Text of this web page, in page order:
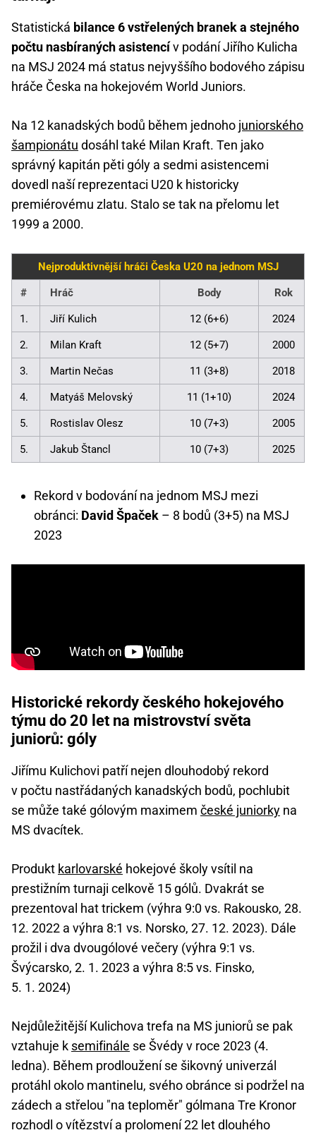
Statistická bilance 6 vstřelených branek a stejného
počtu nasbíraných asistencív podání Jiřího Kulicha
na MSJ 2024 má status nejvyššího bodového zápisu
hráče Česka na hokejovém World Juniors.
Na 12 kanadských bodů během jednoho juniorského
šampionátu dosáhl také Milan Kraft. Ten jako
správný kapitán pěti góly a sedmi asistencemi
dovedl naší reprezentaci U20 k historicky
premiérovému zlatu. Stalo se tak na přelomu let
1999 a 2000.
Nejproduktivnější hráči Česka U20 na jednom MSJ
# Hráč Body Rok
1. Jiří Kulich 12 (6+6) 2024
2. Milan Kraft 12 (5+7) 2000
3. Martin Nečas 11 (3+8) 2018
4. Matyáš Melovský 11 (1+10) 2024
5. Rostislav Olesz 10 (7+3) 2005
5. Jakub Štancl 10 (7+3) 2025
Rekord v bodování na jednom MSJ mezi
obránci: David Špaček – 8 bodů (3+5) na MSJ
2023
Historické rekordy českého hokejového
týmu do 20 let na mistrovství světa
juniorů: góly
Jiřímu Kulichovi patří nejen dlouhodobý rekord
v počtu nastřádaných kanadských bodů, pochlubit
se může také gólovým maximem české juniorky na
MS dvacítek.
Produkt karlovarské hokejové školy vsítil na
prestižním turnaji celkově 15 gólů. Dvakrát se
prezentoval hat trickem (výhra 9:0 vs. Rakousko, 28.
12. 2022 a výhra 8:1 vs. Norsko, 27. 12. 2023). Dále
prožil i dva dvougólové večery (výhra 9:1 vs.
Švýcarsko, 2. 1. 2023 a výhra 8:5 vs. Finsko,
5. 1. 2024)
Nejdůležitější Kulichova trefa na MS juniorů se pak
vztahuje k semifinále se Švédy v roce 2023 (4.
ledna). Během prodloužení se šikovný univerzál
protáhl okolo mantinelu, svého obránce si podržel na
zádech a střelou "na teploměr" gólmana Tre Kronor
rozhodl o vítězství a prolomení 22 let dlouhého